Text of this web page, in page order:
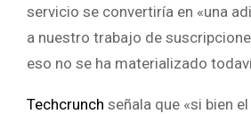
servicio se convertiría en «una
a nuestro trabajo de
eso no se ha materializado
Techcrunch señala que «si bien